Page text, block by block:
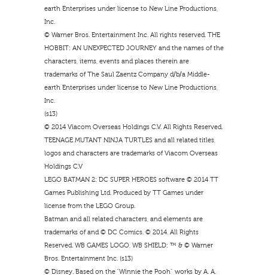
earth Enterprises under license to New Line Productions,
Inc.
© Warner Bros. Entertainment Inc. All rights reserved. THE
HOBBIT: AN UNEXPECTED JOURNEY and the names of the
characters, items, events and places therein are
trademarks of The Saul Zaentz Company d/b/a Middle-
earth Enterprises under license to New Line Productions,
Inc.
(s13)
© 2014 Viacom Overseas Holdings C.V. All Rights Reserved.
TEENAGE MUTANT NINJA TURTLES and all related titles,
logos and characters are trademarks of Viacom Overseas
Holdings C.V
LEGO BATMAN 2: DC SUPER HEROES software © 2014 TT
Games Publishing Ltd. Produced by TT Games under
license from the LEGO Group.
Batman and all related characters, and elements are
trademarks of and © DC Comics. © 2014. All Rights
Reserved. WB GAMES LOGO, WB SHIELD: ™ & © Warner
Bros. Entertainment Inc. (s13)
© Disney. Based on the “Winnie the Pooh” works by A. A.